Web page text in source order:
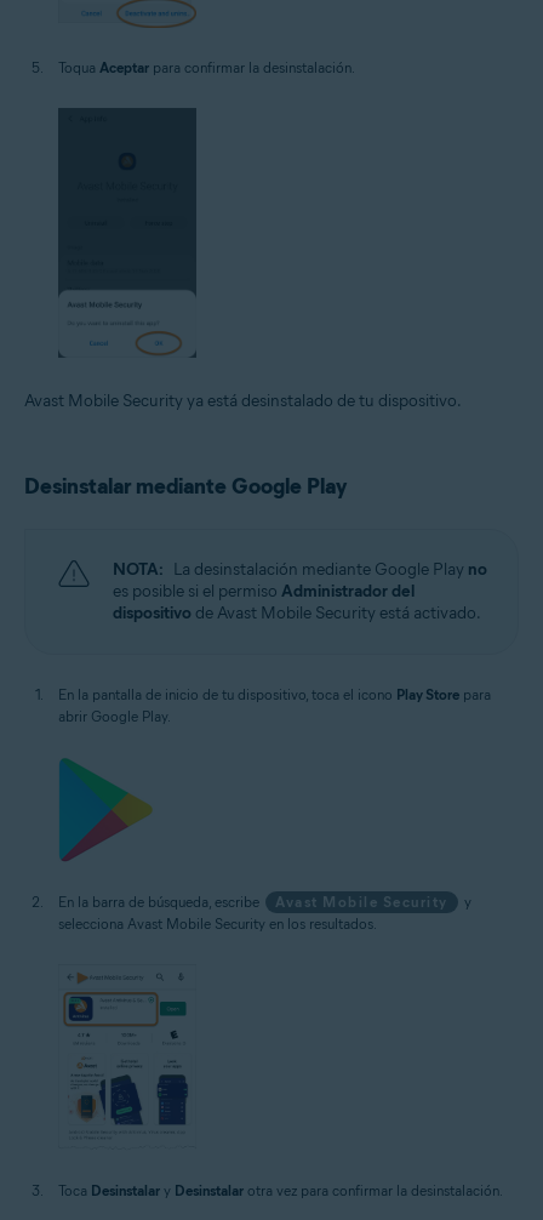
Toqua Aceptar para confirmar la desinstalación.
Avast Mobile Security ya está desinstalado de tu dispositivo.
Desinstalar mediante Google Play
NOTA: La desinstalación mediante Google Play no
es posible si el permiso Administrador del
dispositivo de Avast Mobile Security está activado.
En la pantalla de inicio de tu dispositivo, toca el icono Play Store para
abrir Google Play.
En la barra de búsqueda, escribe Avast Mobile Security
y
selecciona Avast Mobile Security en los resultados.
Toca Desinstalar y Desinstalar otra vez para confirmar la desinstalación.